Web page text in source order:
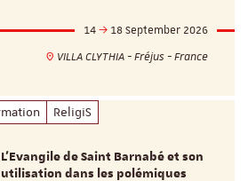
14
18 September 2026
VILLA CLYTHIA - Fréjus - France
ReligiS
L’Evangile de Saint Barnabé et son
utilisation dans les polémiques